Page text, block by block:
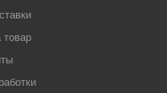
товар